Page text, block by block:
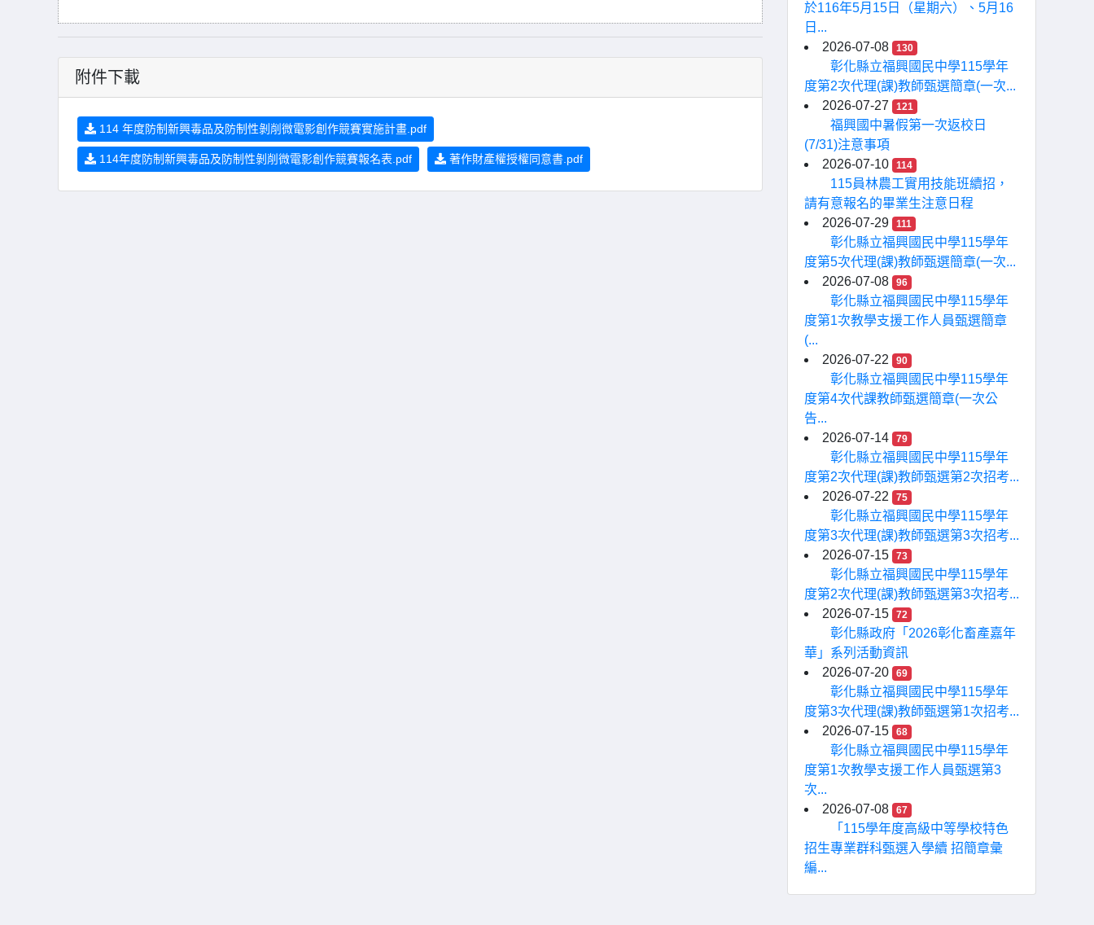
附件下載
114 年度防制新興毒品及防制性剝削微電影創作競賽實施計畫.pdf
114年度防制新興毒品及防制性剝削微電影創作競賽報名表.pdf 著作財產權授權同意書.pdf
於116年5月15日（星期六）、5月16
日...
2026-07-08
130
彰化縣立福興國民中學115學年
度第2次代理(課)教師甄選簡章(一次...
2026-07-27
121
福興國中暑假第一次返校日
(7/31)注意事項
2026-07-10
114
115員林農工實用技能班續招，
請有意報名的畢業生注意日程
2026-07-29
111
彰化縣立福興國民中學115學年
度第5次代理(課)教師甄選簡章(一次...
2026-07-08
96
彰化縣立福興國民中學115學年
度第1次教學支援工作人員甄選簡章
(...
2026-07-22
90
彰化縣立福興國民中學115學年
度第4次代課教師甄選簡章(一次公
告...
2026-07-14
79
彰化縣立福興國民中學115學年
度第2次代理(課)教師甄選第2次招考...
2026-07-22
75
彰化縣立福興國民中學115學年
度第3次代理(課)教師甄選第3次招考...
2026-07-15
73
彰化縣立福興國民中學115學年
度第2次代理(課)教師甄選第3次招考...
2026-07-15
72
彰化縣政府「2026彰化畜產嘉年
華」系列活動資訊
2026-07-20
69
彰化縣立福興國民中學115學年
度第3次代理(課)教師甄選第1次招考...
2026-07-15
68
彰化縣立福興國民中學115學年
度第1次教學支援工作人員甄選第3
次...
2026-07-08
67
「115學年度高級中等學校特色
招生專業群科甄選入學續 招簡章彙
編...